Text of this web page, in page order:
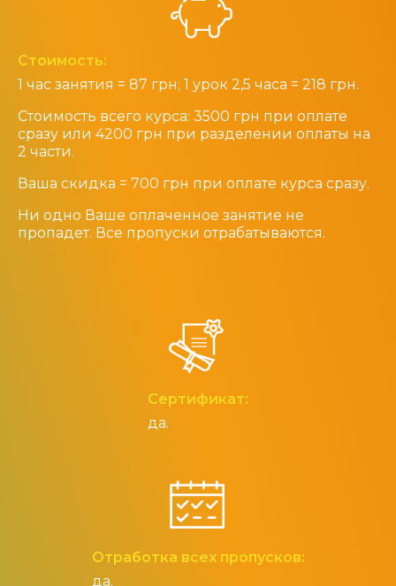
Стоимость:
1 час занятия = 87 грн; 1 урок 2,5 часа = 218 грн.
Стоимость всего курса: 3500 грн при оплате
сразу или 4200 грн при разделении оплаты на
2 части.
Ваша скидка = 700 грн при оплате курса сразу.
Ни одно Ваше оплаченное занятие не
пропадет. Все пропуски отрабатываются.
Сертификат:
да.
Отработка всех пропусков:
да.